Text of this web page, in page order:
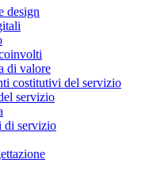
design
di valore
costitutivi del servizio
servizio
di servizio